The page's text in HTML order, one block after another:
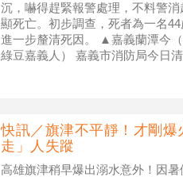
沉，嚇得趕緊報警處理，不料警
顯死亡。初步調查，死者為一名
進一步釐清死因。 ▲嘉義蘭潭今
綠豆嘉義人） 嘉義市消防局今日
快訊／旗津不平靜！才剛
走」人失蹤
高雄旗津稍早爆出溺水意外！因